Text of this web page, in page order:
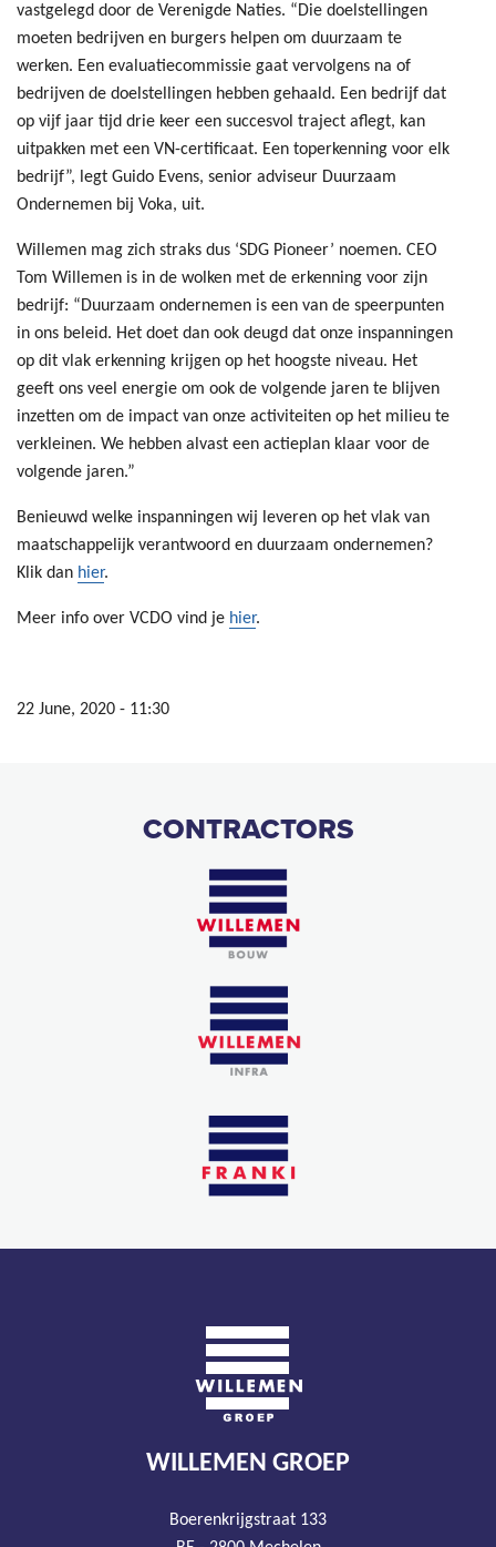
vastgelegd door de Verenigde Naties. “Die doelstellingen
moeten bedrijven en burgers helpen om duurzaam te
werken. Een evaluatiecommissie gaat vervolgens na of
bedrijven de doelstellingen hebben gehaald. Een bedrijf dat
op vijf jaar tijd drie keer een succesvol traject aflegt, kan
uitpakken met een VN-certificaat. Een toperkenning voor elk
bedrijf”, legt Guido Evens, senior adviseur Duurzaam
Ondernemen bij Voka, uit.
Willemen mag zich straks dus ‘SDG Pioneer’ noemen. CEO
Tom Willemen is in de wolken met de erkenning voor zijn
bedrijf: “Duurzaam ondernemen is een van de speerpunten
in ons beleid. Het doet dan ook deugd dat onze inspanningen
op dit vlak erkenning krijgen op het hoogste niveau. Het
geeft ons veel energie om ook de volgende jaren te blijven
inzetten om de impact van onze activiteiten op het milieu te
verkleinen. We hebben alvast een actieplan klaar voor de
volgende jaren.”
Benieuwd welke inspanningen wij leveren op het vlak van
maatschappelijk verantwoord en duurzaam ondernemen?
Klik dan hier.
Meer info over VCDO vind je hier.
22 June, 2020 - 11:30
CONTRACTORS
WILLEMEN GROEP
Boerenkrijgstraat 133